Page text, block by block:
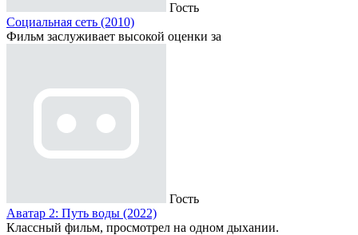
Гость
Социальная сеть (2010)
Фильм заслуживает высокой оценки за
Гость
Аватар 2: Путь воды (2022)
Классный фильм, просмотрел на одном дыхании.